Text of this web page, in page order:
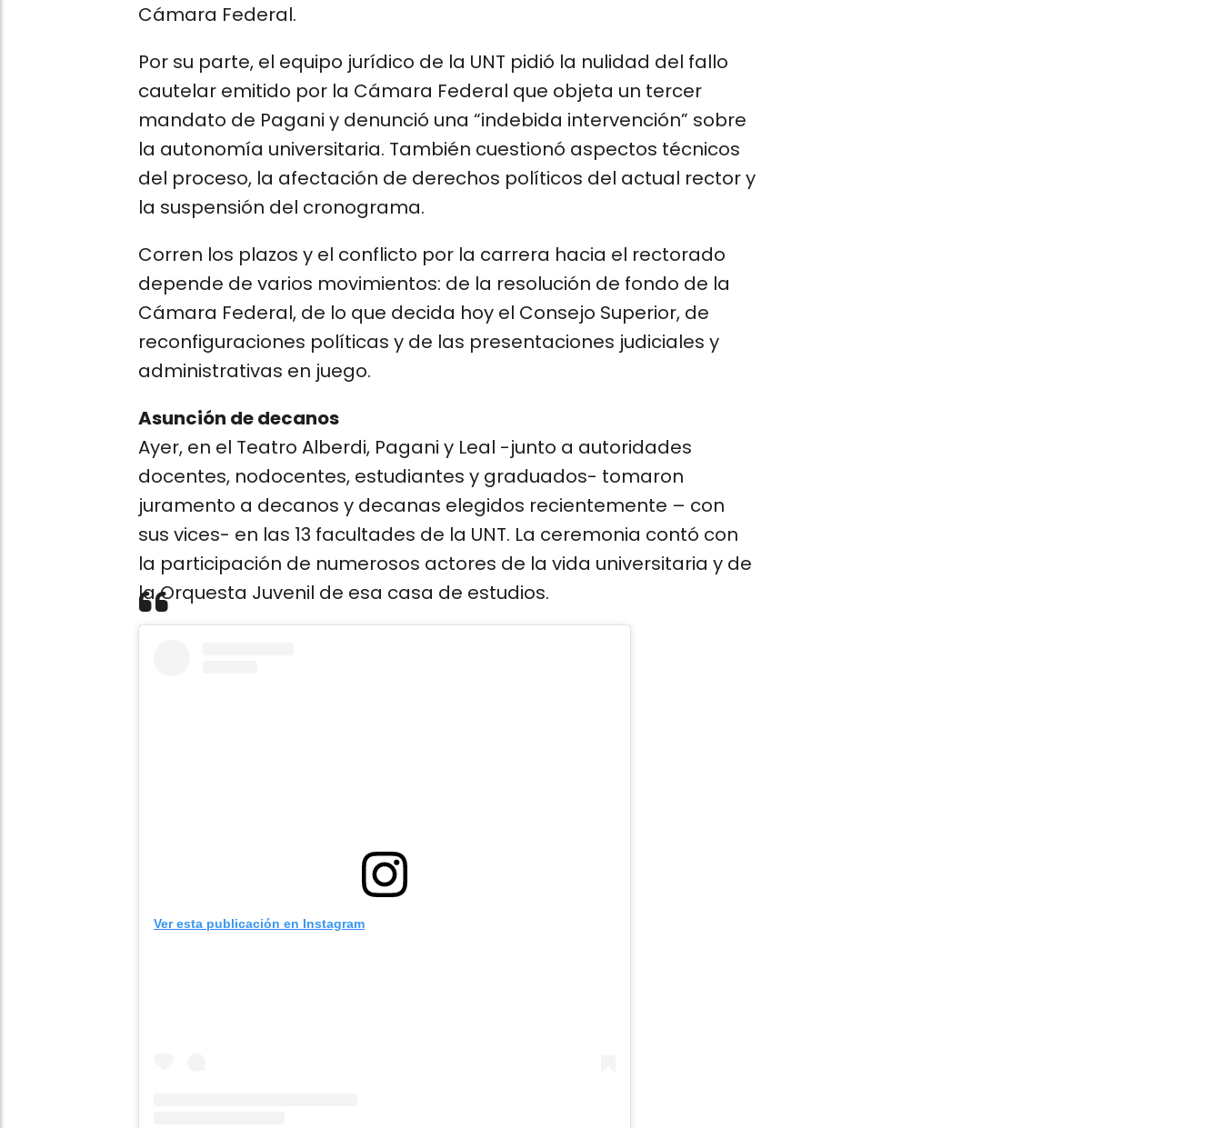
Cámara Federal.
Por su parte, el equipo jurídico de la UNT pidió la nulidad del fallo
cautelar emitido por la Cámara Federal que objeta un tercer
mandato de Pagani y denunció una “indebida intervención” sobre
la autonomía universitaria. También cuestionó aspectos técnicos
del proceso, la afectación de derechos políticos del actual rector y
la suspensión del cronograma.
Corren los plazos y el conflicto por la carrera hacia el rectorado
depende de varios movimientos: de la resolución de fondo de la
Cámara Federal, de lo que decida hoy el Consejo Superior, de
reconfiguraciones políticas y de las presentaciones judiciales y
administrativas en juego.
Asunción de decanos
Ayer, en el Teatro Alberdi, Pagani y Leal -junto a autoridades
docentes, nodocentes, estudiantes y graduados- tomaron
juramento a decanos y decanas elegidos recientemente – con
sus vices- en las 13 facultades de la UNT. La ceremonia contó con
la participación de numerosos actores de la vida universitaria y de
la Orquesta Juvenil de esa casa de estudios.
Ver esta publicación en Instagram